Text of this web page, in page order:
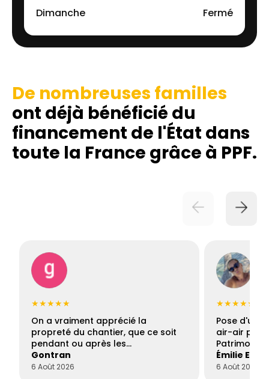
Dimanche
Fermé
De nombreuses familles
ont déjà bénéficié du
financement de l'État dans
toute la France grâce à PPF.
★★★★★
On a vraiment apprécié la
propreté du chantier, que ce soit
pendant ou après les…
Gontran
6 Août 2026
★★★★★
Pose d'une
air-air par
Patrimoine
Émilie
6 Août 2026